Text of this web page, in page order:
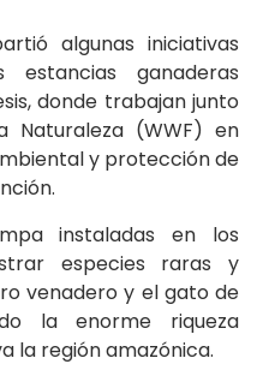
algunas iniciativas
estancias ganaderas
donde trabajan junto
Naturaleza (WWF) en
y protección de
instaladas en los
especies raras y
venadero y el gato de
la enorme riqueza
la región amazónica.